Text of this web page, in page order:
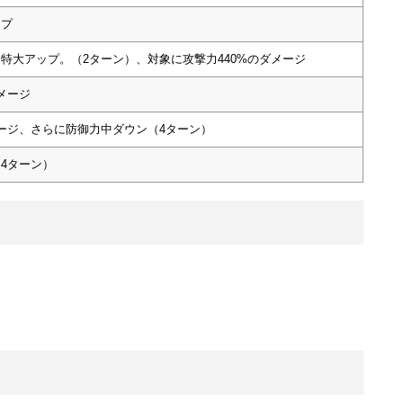
大アップ。（2ターン）、対象に攻撃力440%のダメージ
ージ
、さらに防御力中ダウン（4ターン）
ーン）